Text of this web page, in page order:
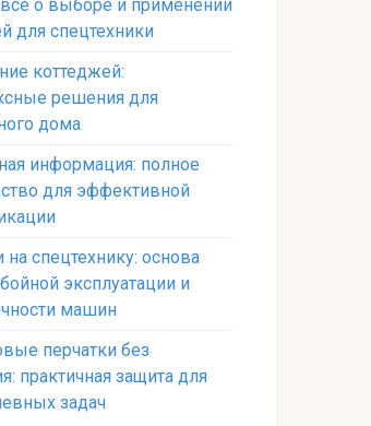
о выборе и применении
для спецтехники
коттеджей:
решения для
дома
информация: полное
для эффективной
на спецтехнику: основа
эксплуатации и
машин
перчатки без
практичная защита для
задач